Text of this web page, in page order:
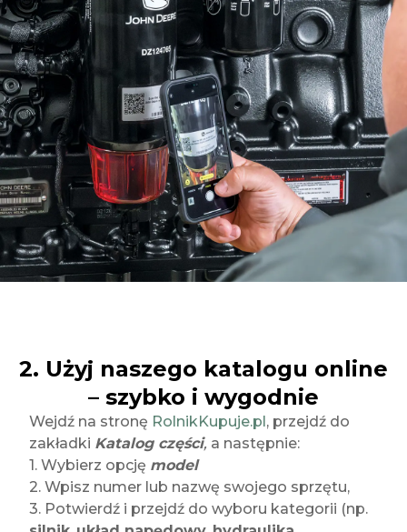
2. Użyj naszego katalogu online
– szybko i wygodnie
Wejdź na stronę RolnikKupuje.pl, przejdź do
zakładki Katalog części, a następnie:
1. Wybierz opcję model
2. Wpisz numer lub nazwę swojego sprzętu,
3. Potwierdź i przejdź do wyboru kategorii (np.